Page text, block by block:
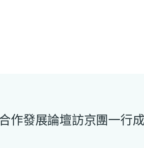
作發展論壇訪京團一行